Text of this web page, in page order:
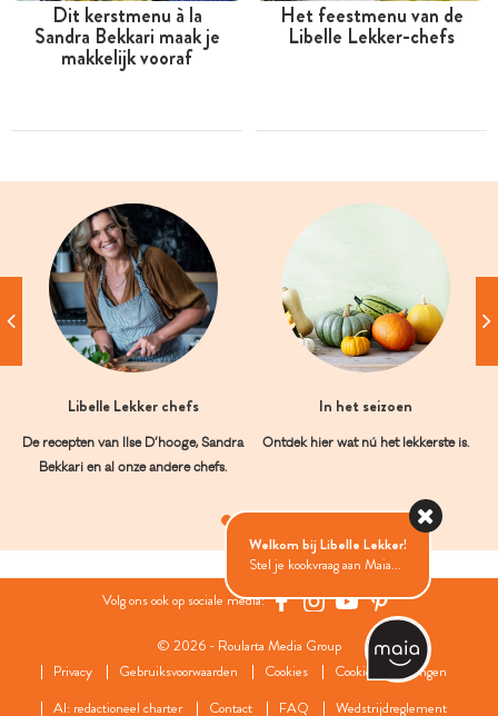
Dit kerstmenu à la
Sandra Bekkari maak je
makkelijk vooraf
Het feestmenu van de
Libelle Lekker-chefs
Libelle Lekker chefs
De recepten van Ilse D’hooge, Sandra
Bekkari en al onze andere chefs.
In het seizoen
Ontdek hier wat nú het lekkerste is.
Volg ons ook op sociale media:
© 2026 - Roularta Media Group
Privacy
Gebruiksvoorwaarden Cookies
Cookies instellingen
AI: redactioneel charter
Contact FAQ Wedstrijdreglement
Welkom bij Libelle Lekker!
Stel je kookvraag aan Maia...